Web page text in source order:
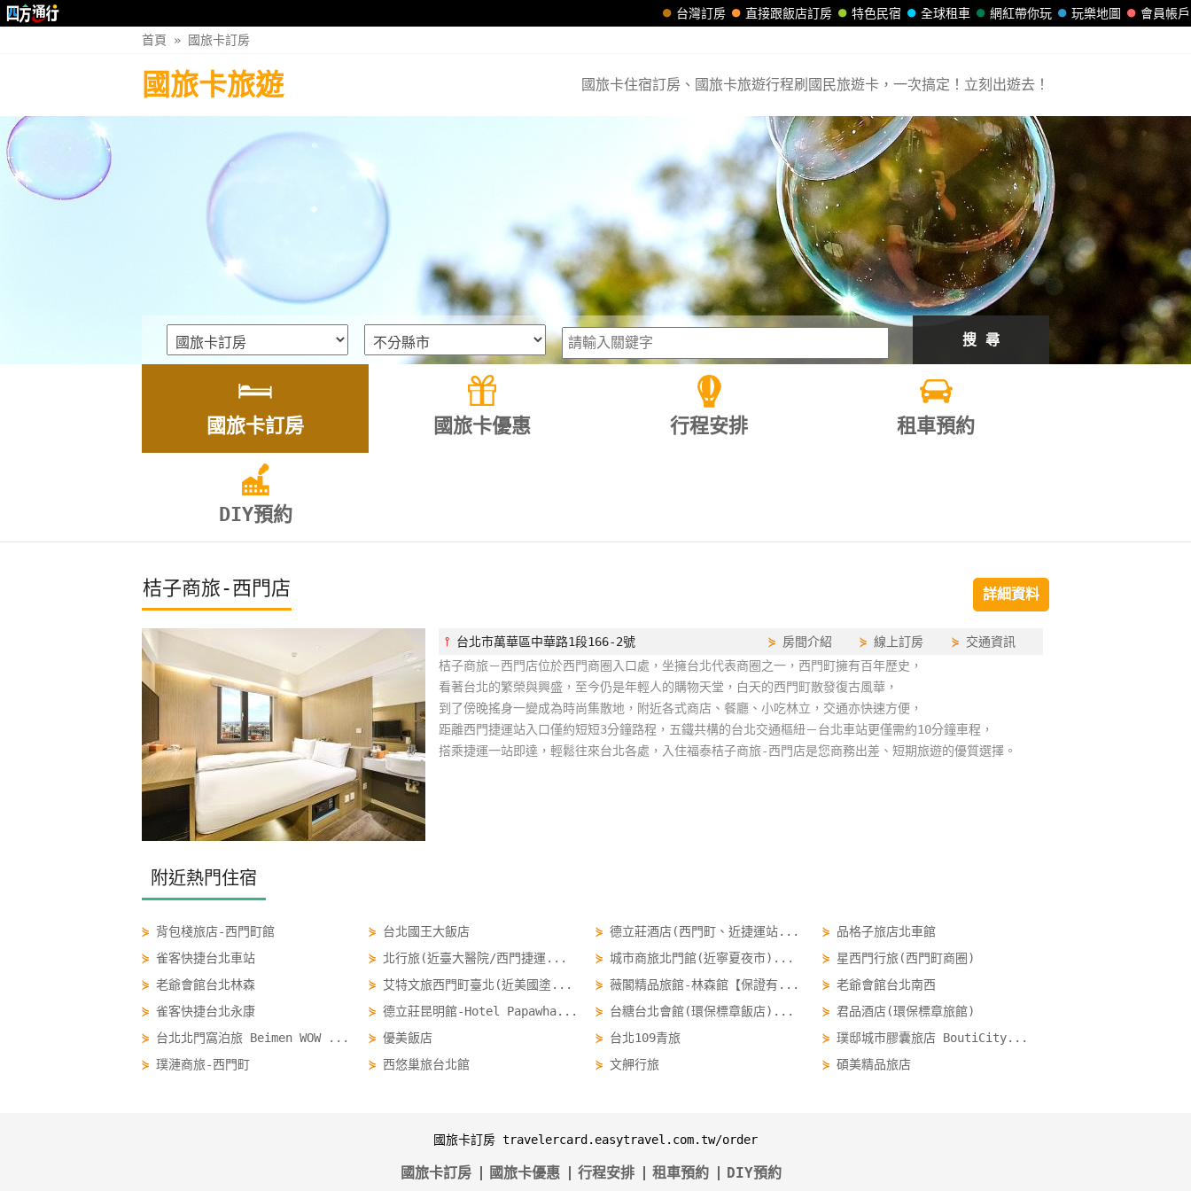
會員帳戶
玩樂地圖
網紅帶你玩
全球租車
特色民宿
直接跟飯店訂房
台灣訂房
首頁 » 國旅卡訂房
國旅卡旅遊 國旅卡住宿訂房、國旅卡旅遊行程刷國民旅遊卡，一次搞定！立刻出遊去！
搜 尋
國旅卡訂房 國旅卡優惠 行程安排 租車預約
DIY預約
桔子商旅-西門店 詳細資料
⫯ 台北市萬華區中華路1段166-2號 ⋟ 房間介紹 ⋟線上訂房 ⋟ 交通資訊
桔子商旅－西門店位於西門商圈入口處，坐擁台北代表商圈之一，西門町擁有百年歷史，
看著台北的繁榮與興盛，至今仍是年輕人的購物天堂，白天的西門町散發復古風華，
到了傍晚搖身一變成為時尚集散地，附近各式商店、餐廳、小吃林立，交通亦快速方便，
距離西門捷運站入口僅約短短3分鐘路程，五鐵共構的台北交通樞紐－台北車站更僅需約10分鐘車程，
搭乘捷運一站即達，輕鬆往來台北各處，入住福泰桔子商旅-西門店是您商務出差、短期旅遊的優質選擇。
附近熱門住宿
⋟ 背包棧旅店-西門町館 ⋟ 台北國王大飯店 ⋟ 德立莊酒店(西門町、近捷運站... ⋟ 品格子旅店北車館
⋟ 雀客快捷台北車站 ⋟ 北行旅(近臺大醫院/西門捷運... ⋟ 城市商旅北門館(近寧夏夜市)... ⋟ 星西門行旅(西門町商圈)
⋟ 老爺會館台北林森 ⋟ 艾特文旅西門町臺北(近美國塗... ⋟ 薇閣精品旅館-林森館【保證有... ⋟ 老爺會館台北南西
⋟ 雀客快捷台北永康 ⋟ 德立莊昆明館-Hotel Papawha... ⋟ 台糖台北會館(環保標章飯店)... ⋟ 君品酒店(環保標章旅館)
⋟ 台北北門窩泊旅 Beimen WOW ... ⋟ 優美飯店 ⋟ 台北109青旅 ⋟ 璞邸城市膠囊旅店 BoutiCity...
⋟ 璞漣商旅-西門町 ⋟ 西悠巢旅台北館 ⋟ 文舺行旅 ⋟ 碩美精品旅店
國旅卡訂房 travelercard.easytravel.com.tw/order
國旅卡訂房 國旅卡優惠 行程安排 租車預約 DIY預約